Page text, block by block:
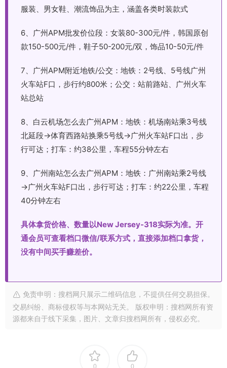
服装、男女鞋、潮流饰品为主，涵盖各类时装款式
6、广州APM批发价位段：女装80-300元/件，韩国原创
款150-500元/件，鞋子50-200元/双，饰品10-50元/件
7、广州APM附近地铁/公交：地铁：2号线、5号线广州
火车站F口，步行约800米；公交：站前路站、广州火车
站总站
8、白云机场怎么去广州APM：地铁：机场南站乘3号线
北延段→体育西路站换乘5号线→广州火车站F口出，步
行可达；打车：约38公里，车程55分钟左右
9、广州南站怎么去广州APM：地铁：广州南站乘2号线
→广州火车站F口出，步行可达；打车：约22公里，车程
40分钟左右
具体拿货价格、数量以New Jersey-318实际为准。开
通会员可查看档口微信/联系方式，直接添加档口拿货，
没有中间买手赚差价。
免责申明：搜档网只展示二维码信息，不提供任何交易担保。
交易纠纷、商标侵权等与本网站无关。 版权申明：搜档网所有资
源都来自于线下采集，图片、文章归搜档网所有，侵权必究。
0 0